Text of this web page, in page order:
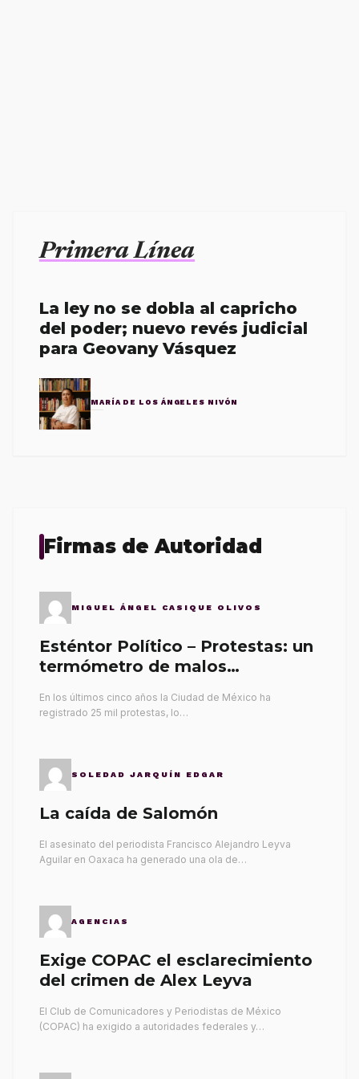
Primera Línea
La ley no se dobla al capricho
del poder; nuevo revés judicial
para Geovany Vásquez
MARÍA DE LOS ÁNGELES NIVÓN
Firmas de Autoridad
MIGUEL ÁNGEL CASIQUE OLIVOS
Esténtor Político – Protestas: un
termómetro de malos
En los últimos cinco años la Ciudad de México ha
registrado 25 mil protestas, lo…
SOLEDAD JARQUÍN EDGAR
La caída de Salomón
El asesinato del periodista Francisco Alejandro Leyva
Aguilar en Oaxaca ha generado una ola de…
AGENCIAS
Exige COPAC el esclarecimiento
del crimen de Alex Leyva
El Club de Comunicadores y Periodistas de México
(COPAC) ha exigido a autoridades federales y…